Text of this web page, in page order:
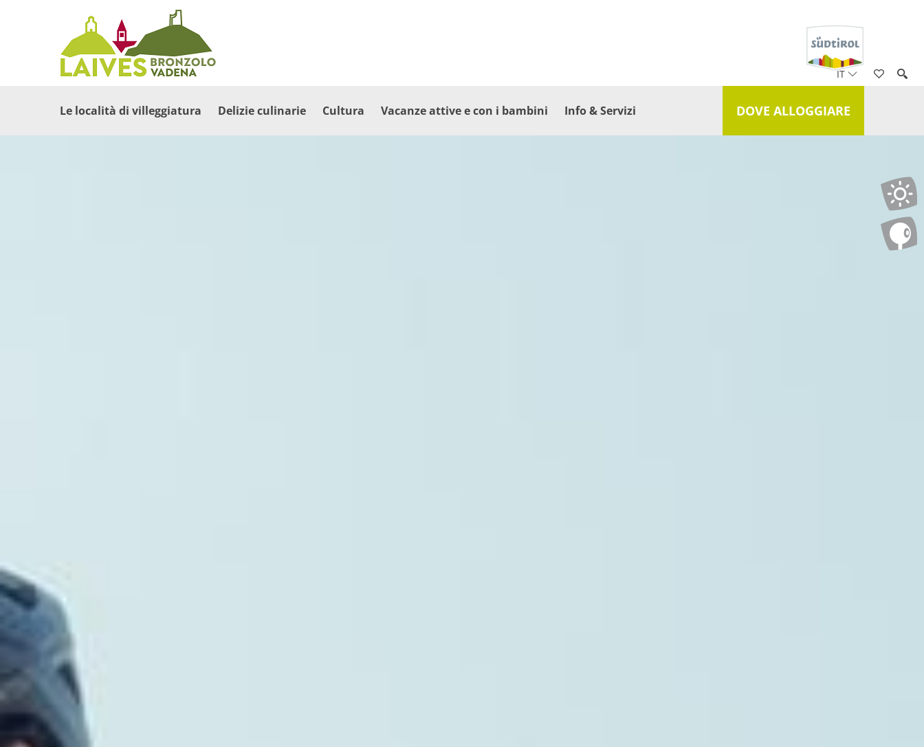
IT
DOVE ALLOGGIARE
Le località di villeggiatura Delizie culinarie Cultura Vacanze attive e con i bambini Info & Servizi